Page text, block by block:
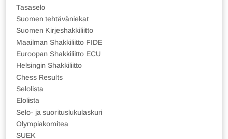
Tasaselo
Suomen tehtäväniekat
Suomen Kirjeshakkiliitto
Maailman Shakkiliitto FIDE
Euroopan Shakkiliitto ECU
Helsingin Shakkiliitto
Chess Results
Selolista
Elolista
Selo- ja suorituslukulaskuri
Olympiakomitea
SUEK